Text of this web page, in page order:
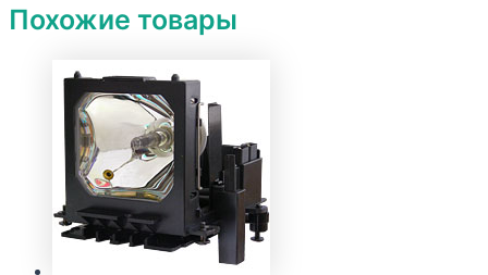
Похожие товары